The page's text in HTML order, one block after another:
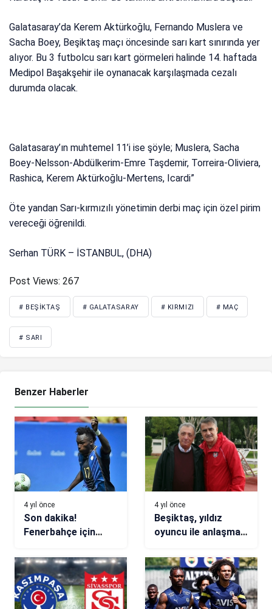
Galatasaray’da Kerem Aktürkoğlu, Fernando Muslera ve
Sacha Boey, Beşiktaş maçı öncesinde sarı kart sınırında yer
alıyor. Bu 3 futbolcu sarı kart görmeleri halinde 14. haftada
Medipol Başakşehir ile oynanacak karşılaşmada cezalı
durumda olacak.
Galatasaray’ın muhtemel 11’i ise şöyle; Muslera, Sacha
Boey-Nelsson-Abdülkerim-Emre Taşdemir, Torreira-Oliviera,
Rashica, Kerem Aktürkoğlu-Mertens, Icardi”
Öte yandan Sarı-kırmızılı yönetimin derbi maç için özel pirim
vereceği öğrenildi.
Serhan TÜRK – İSTANBUL, (DHA)
Post Views: 267
# BEŞIKTAŞ # GALATASARAY # KIRMIZI # MAÇ
# SARI
Benzer Haberler
4 yıl önce
Son dakika!
Fenerbahçe için
4 yıl önce
Beşiktaş, yıldız
oyuncu ile anlaşma
dönüyor